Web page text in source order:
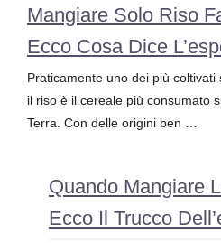
Mangiare Solo Riso
Ecco Cosa Dice
Praticamente uno dei più coltivati
il riso è il cereale più consumato
Terra. Con delle origini ben …
Quando Mangiare
Ecco Il Trucco